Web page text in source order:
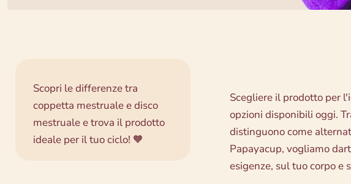
Scopri le differenze tra
coppetta mestruale e disco
mestruale e trova il prodotto
ideale per il tuo ciclo! 🧡
Scegliere il prodotto per
opzioni disponibili oggi.
distinguono come
Papayacup, vogliamo
esigenze, sul tuo corpo e